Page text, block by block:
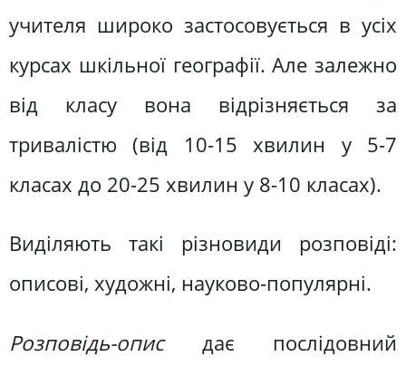
учителя широко застосовується в усіх
курсах шкільної географії. Але залежно
від класу вона відрізняється за
тривалістю (від 10-15 хвилин у 5-7
класах до 20-25 хвилин у 8-10 класах).
Виділяють такі різновиди розповіді:
описові, художні, науково-популярні.
Розповідь-опис дає послідовний